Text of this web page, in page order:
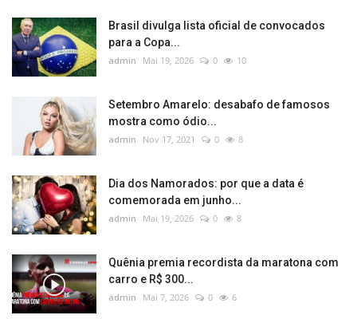
Brasil divulga lista oficial de convocados
para a Copa...
admin Mai 19, 2026 0 10
Setembro Amarelo: desabafo de famosos
mostra como ódio...
admin Nov 17, 2021 0 8
Dia dos Namorados: por que a data é
comemorada em junho...
admin Mai 19, 2026 0 8
Quênia premia recordista da maratona com
carro e R$ 300...
admin Mai 7, 2026 0 6